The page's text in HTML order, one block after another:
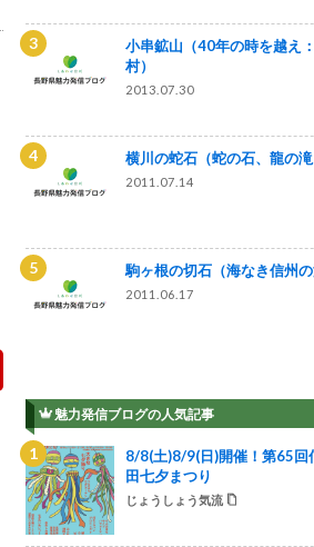
小串鉱山（40年の時を越え
村）
2013.07.30
横川の蛇石（蛇の石、龍の滝
2011.07.14
駒ヶ根の切石（海なき信州の
2011.06.17
魅力発信ブログの人気記事
8/8(土)8/9(日)開催！第65回
田七夕まつり
じょうしょう気流